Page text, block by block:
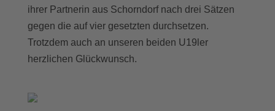
ihrer Partnerin aus Schorndorf nach drei Sätzen
gegen die auf vier gesetzten durchsetzen.
Trotzdem auch an unseren beiden U19ler
herzlichen Glückwunsch.